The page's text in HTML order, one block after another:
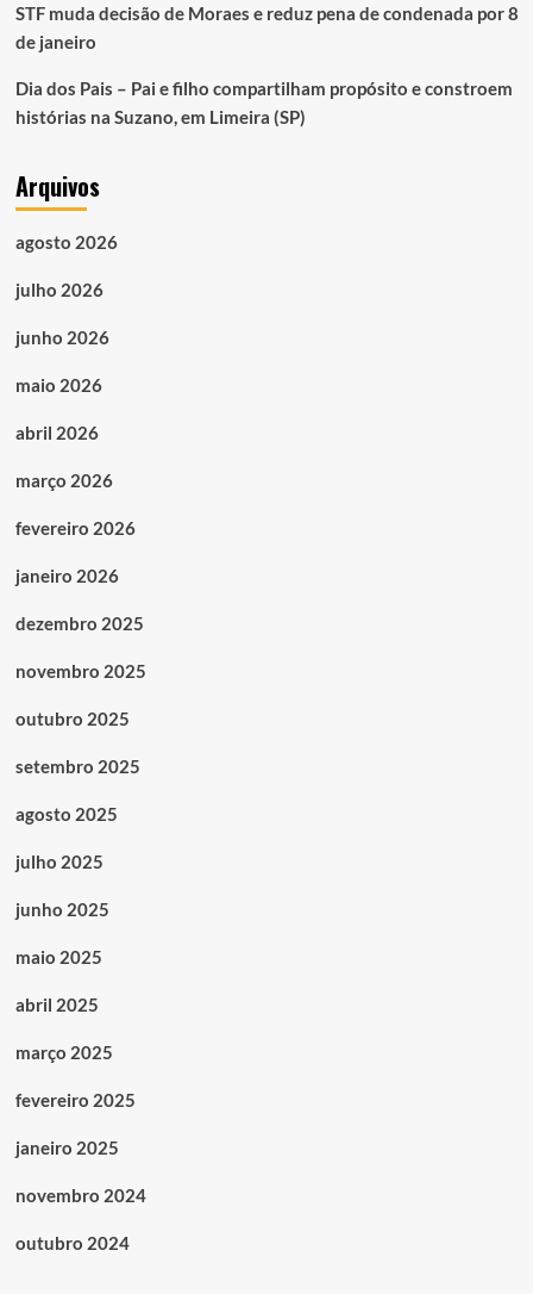
STF muda decisão de Moraes e reduz pena de condenada por 8
de janeiro
Dia dos Pais – Pai e filho compartilham propósito e constroem
histórias na Suzano, em Limeira (SP)
Arquivos
agosto 2026
julho 2026
junho 2026
maio 2026
abril 2026
março 2026
fevereiro 2026
janeiro 2026
dezembro 2025
novembro 2025
outubro 2025
setembro 2025
agosto 2025
julho 2025
junho 2025
maio 2025
abril 2025
março 2025
fevereiro 2025
janeiro 2025
novembro 2024
outubro 2024